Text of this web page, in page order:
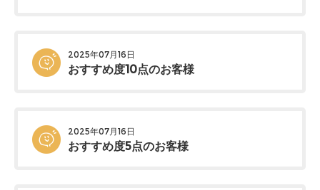
2025年07月16日
おすすめ度10点のお客様
2025年07月16日
おすすめ度5点のお客様